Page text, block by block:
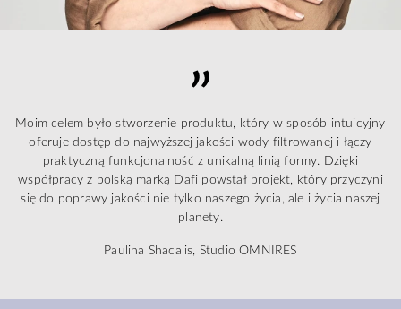
Moim celem było stworzenie produktu, który w sposób intuicyjny
oferuje dostęp do najwyższej jakości wody filtrowanej i łączy
praktyczną funkcjonalność z unikalną linią formy. Dzięki
współpracy z polską marką Dafi powstał projekt, który przyczyni
się do poprawy jakości nie tylko naszego życia, ale i życia naszej
planety.
Paulina Shacalis, Studio OMNIRES